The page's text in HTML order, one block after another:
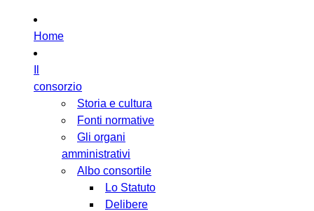
Home
consorzio
Storia e cultura
Fonti normative
Gli organi
amministrativi
Albo consortile
Lo Statuto
Delibere